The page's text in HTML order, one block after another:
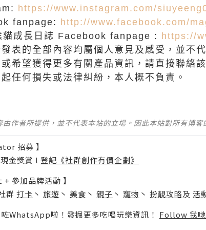
https://www.instagram.com/
fanpage:
http://www.facebook.com/
貓成長日誌 Facebook fanpage :
https://
表的全部內容均屬個人意見及感受，並不
希望獲得更多有關產品資訊，請直接聯絡
任何損失或法律糾紛，本人概不負責。
由作者所提供，並不代表本站的立場。因此本站對所有博
招募 】
金獎賞 l 登記《社群創作有價企劃》
+ 參加品牌活動 】
群 打卡 丶 旅遊 丶 美食 丶 親子 丶 寵物 丶 扮靚攻略及 活
WhatsApp啦！發掘更多吃喝玩樂資訊！ Follow 我哋